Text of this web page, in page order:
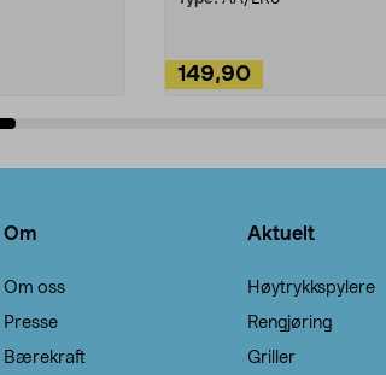
149,90
Om
Om oss
Presse
Bærekraft
Aktuelt
Høytrykkspylere
Rengjøring
Griller